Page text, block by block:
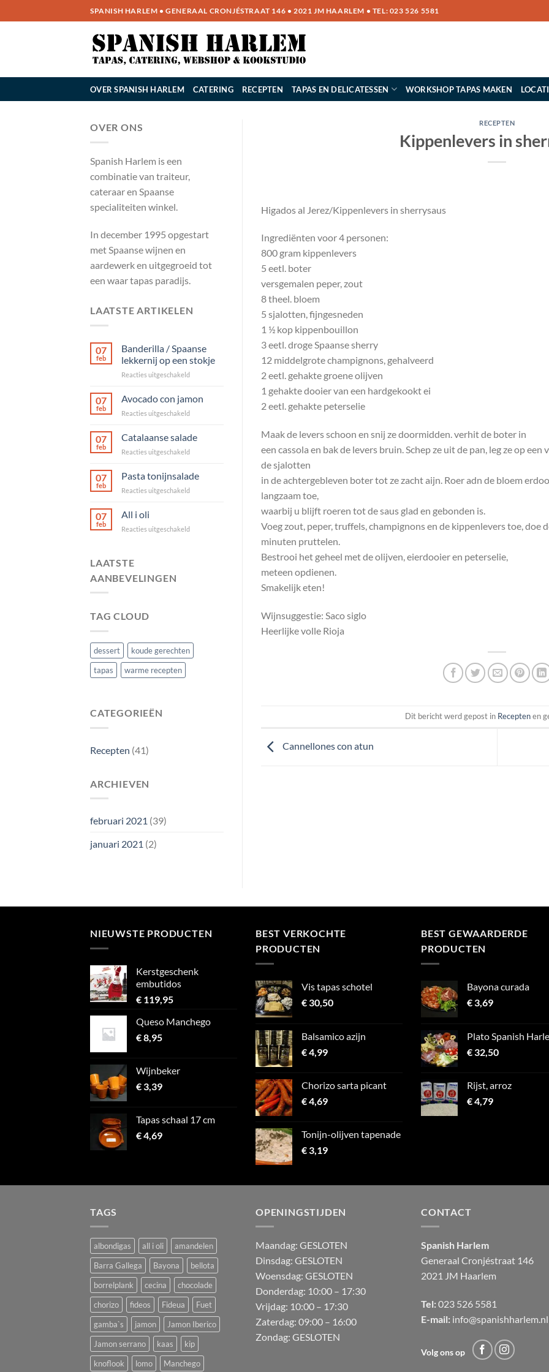
naar
SPANISH HARLEM • GENERAAL CRONJÉSTRAAT 146 • 2021 JM HAARLEM • TEL: 023 526 5581
OVER SPANISH HARLEM CATERING RECEPTEN TAPAS EN DELICATESSEN WORKSHOP TAPAS MAKEN
OVER ONS
Spanish Harlem is een
combinatie van traiteur,
cateraar en Spaanse
specialiteiten winkel.
In december 1995 opgestart
met Spaanse wijnen en
aardewerk en uitgegroeid tot
een waar tapas paradijs.
LAATSTE ARTIKELEN
07
feb
Banderilla / Spaanse
lekkernij op een stokje
Reacties uitgeschakeldvoor
Spaanse
lekkernij
een
07
feb
Avocado con jamon
Reacties uitgeschakeldvoor
con
jamon
07
feb
Catalaanse salade
Reacties uitgeschakeldvoor
salade
07
feb
Pasta tonijnsalade
Reacties uitgeschakeldvoor
07
feb
All i oli
Reacties uitgeschakeldvoor
LAATSTE
AANBEVELINGEN
TAG CLOUD
dessert
koude gerechten
tapas
warme recepten
CATEGORIEËN
Recepten (41)
ARCHIEVEN
februari 2021 (39)
januari 2021 (2)
RECEPTEN
Kippenlevers in
Higados al Jerez/Kippenlevers in sherrysaus
Ingrediënten voor 4 personen:
800 gram kippenlevers
5 eetl. boter
versgemalen peper, zout
8 theel. bloem
5 sjalotten, fijngesneden
1 ½ kop kippenbouillon
3 eetl. droge Spaanse sherry
12 middelgrote champignons, gehalveerd
2 eetl. gehakte groene olijven
1 gehakte dooier van een hardgekookt ei
2 eetl. gehakte peterselie
Maak de levers schoon en snij ze doormidden. verhit de boter in
een cassola en bak de levers bruin. Schep ze uit de pan, leg ze op
de sjalotten
in de achtergebleven boter tot ze zacht aijn. Roer adn de bloem
langzaam toe,
waarbij u blijft roeren tot de saus glad en gebonden is.
Voeg zout, peper, truffels, champignons en de kippenlevers toe, doe
minuten pruttelen.
Bestrooi het geheel met de olijven, eierdooier en peterselie,
meteen opdienen.
Smakelijk eten!
Wijnsuggestie: Saco siglo
Heerlijke volle Rioja
Dit bericht werd gepost in Receptenen
Cannellones con atun
NIEUWSTE PRODUCTEN
Kerstgeschenk
embutidos
€ 119,95
Queso Manchego
€8,95
Wijnbeker
€3,39
Tapas schaal 17 cm
€4,69
BEST VERKOCHTE
PRODUCTEN
Vis tapas schotel
€30,50
Balsamico azijn
€4,99
Chorizo sarta picant
€4,69
Tonijn-olijven tapenade
€3,19
BEST GEWAARDERDE
PRODUCTEN
Bayona curada
€3,69
Plato Spanish
€32,50
Rijst, arroz
€4,79
TAGS
albondigas all i oli
amandelen
Barra Gallega
Bayona
bellota
borrelplank
cecina
chocolade
chorizo
fideos Fideua
Fuet
gamba`s
jamon
Jamon Iberico
Jamon serrano
kaas
kip
knoflook
lomo Manchego
OPENINGSTIJDEN
Maandag: GESLOTEN
Dinsdag: GESLOTEN
Woensdag: GESLOTEN
Donderdag: 10:00 – 17:30
Vrijdag: 10:00 – 17:30
Zaterdag: 09:00 – 16:00
Zondag: GESLOTEN
CONTACT
Spanish Harlem
Generaal Cronjéstraat 146
2021 JM Haarlem
Tel: 023 526 5581
E-mail: info@spanishharlem.nl
Volg ons op